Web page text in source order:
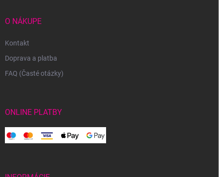
O NÁKUPE
Kontakt
Doprava a platba
FAQ (Časté otázky)
ONLINE PLATBY